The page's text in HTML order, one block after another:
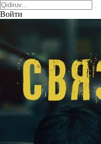
Войти